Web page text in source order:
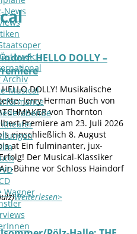
News
Archiv
Musical
CD
Wagner
HELLO DOLLY –
DOLLY! Musikalische
Jerry Herman Buch von
von Thornton
Premiere am 23. Juli 2026
einschließlich 8. August
Ein fulminanter, jux-
Der Musical-Klassiker
Bühne vor Schloss Haindorf
Weiterlesen>